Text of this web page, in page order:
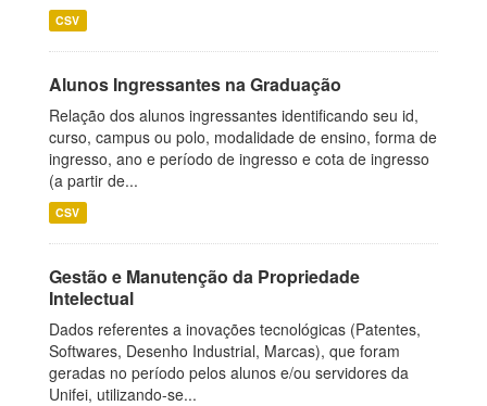
CSV
Alunos Ingressantes na Graduação
Relação dos alunos ingressantes identificando seu id,
curso, campus ou polo, modalidade de ensino, forma de
ingresso, ano e período de ingresso e cota de ingresso
(a partir de...
CSV
Gestão e Manutenção da Propriedade
Intelectual
Dados referentes a inovações tecnológicas (Patentes,
Softwares, Desenho Industrial, Marcas), que foram
geradas no período pelos alunos e/ou servidores da
Unifei, utilizando-se...